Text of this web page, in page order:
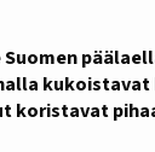
kukoistavat
koristavat